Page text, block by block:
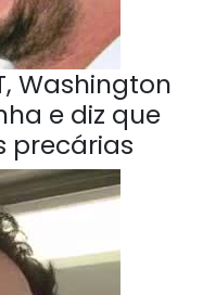
Washington
e diz que
precárias